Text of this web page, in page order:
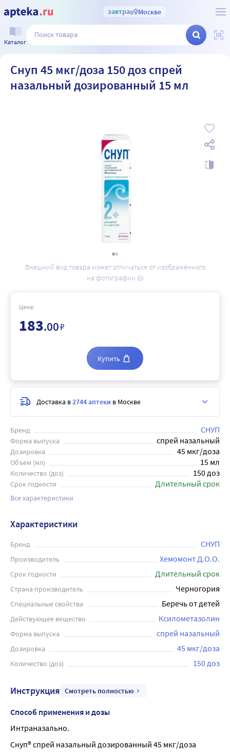
завтрав Москве
Каталог
Снуп 45 мкг/доза 150 доз спрей
назальный дозированный 15 мл
Внешний вид товара может отличаться от изображённого
на фотографии
Бренд СНУП
Форма выпуска спрей назальный
Дозировка 45 мкг/доза
Объем (мл) 15 мл
Количество (доз) 150 доз
Срок годности Длительный срок
Все характеристики
Цена:
183.00₽
Купить
Доставка в2744 аптеки в Москве
Характеристики
Бренд СНУП
Производитель Хемомонт Д.О.О.
Срок годности Длительный срок
Страна производитель Черногория
Специальные свойства Беречь от детей
Действующее вещество Ксилометазолин
Форма выпуска спрей назальный
Дозировка 45 мкг/доза
Количество (доз) 150 доз
Инструкция Смотреть полностью
Способ применения и дозы
Интраназально.
Снуп® спрей назальный дозированный 45 мкг/доза